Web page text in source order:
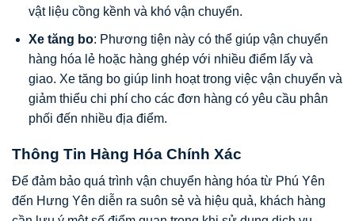
vật liệu cồng kềnh và khó vận chuyển.
Xe tăng bo: Phương tiện này có thể giúp vận chuyển
hàng hóa lẻ hoặc hàng ghép với nhiều điểm lấy và
giao. Xe tăng bo giúp linh hoạt trong việc vận chuyển và
giảm thiểu chi phí cho các đơn hàng có yêu cầu phân
phối đến nhiều địa điểm.
Thông Tin Hàng Hóa Chính Xác
Để đảm bảo quá trình vận chuyển hàng hóa từ Phú Yên
đến Hưng Yên diễn ra suôn sẻ và hiệu quả, khách hàng